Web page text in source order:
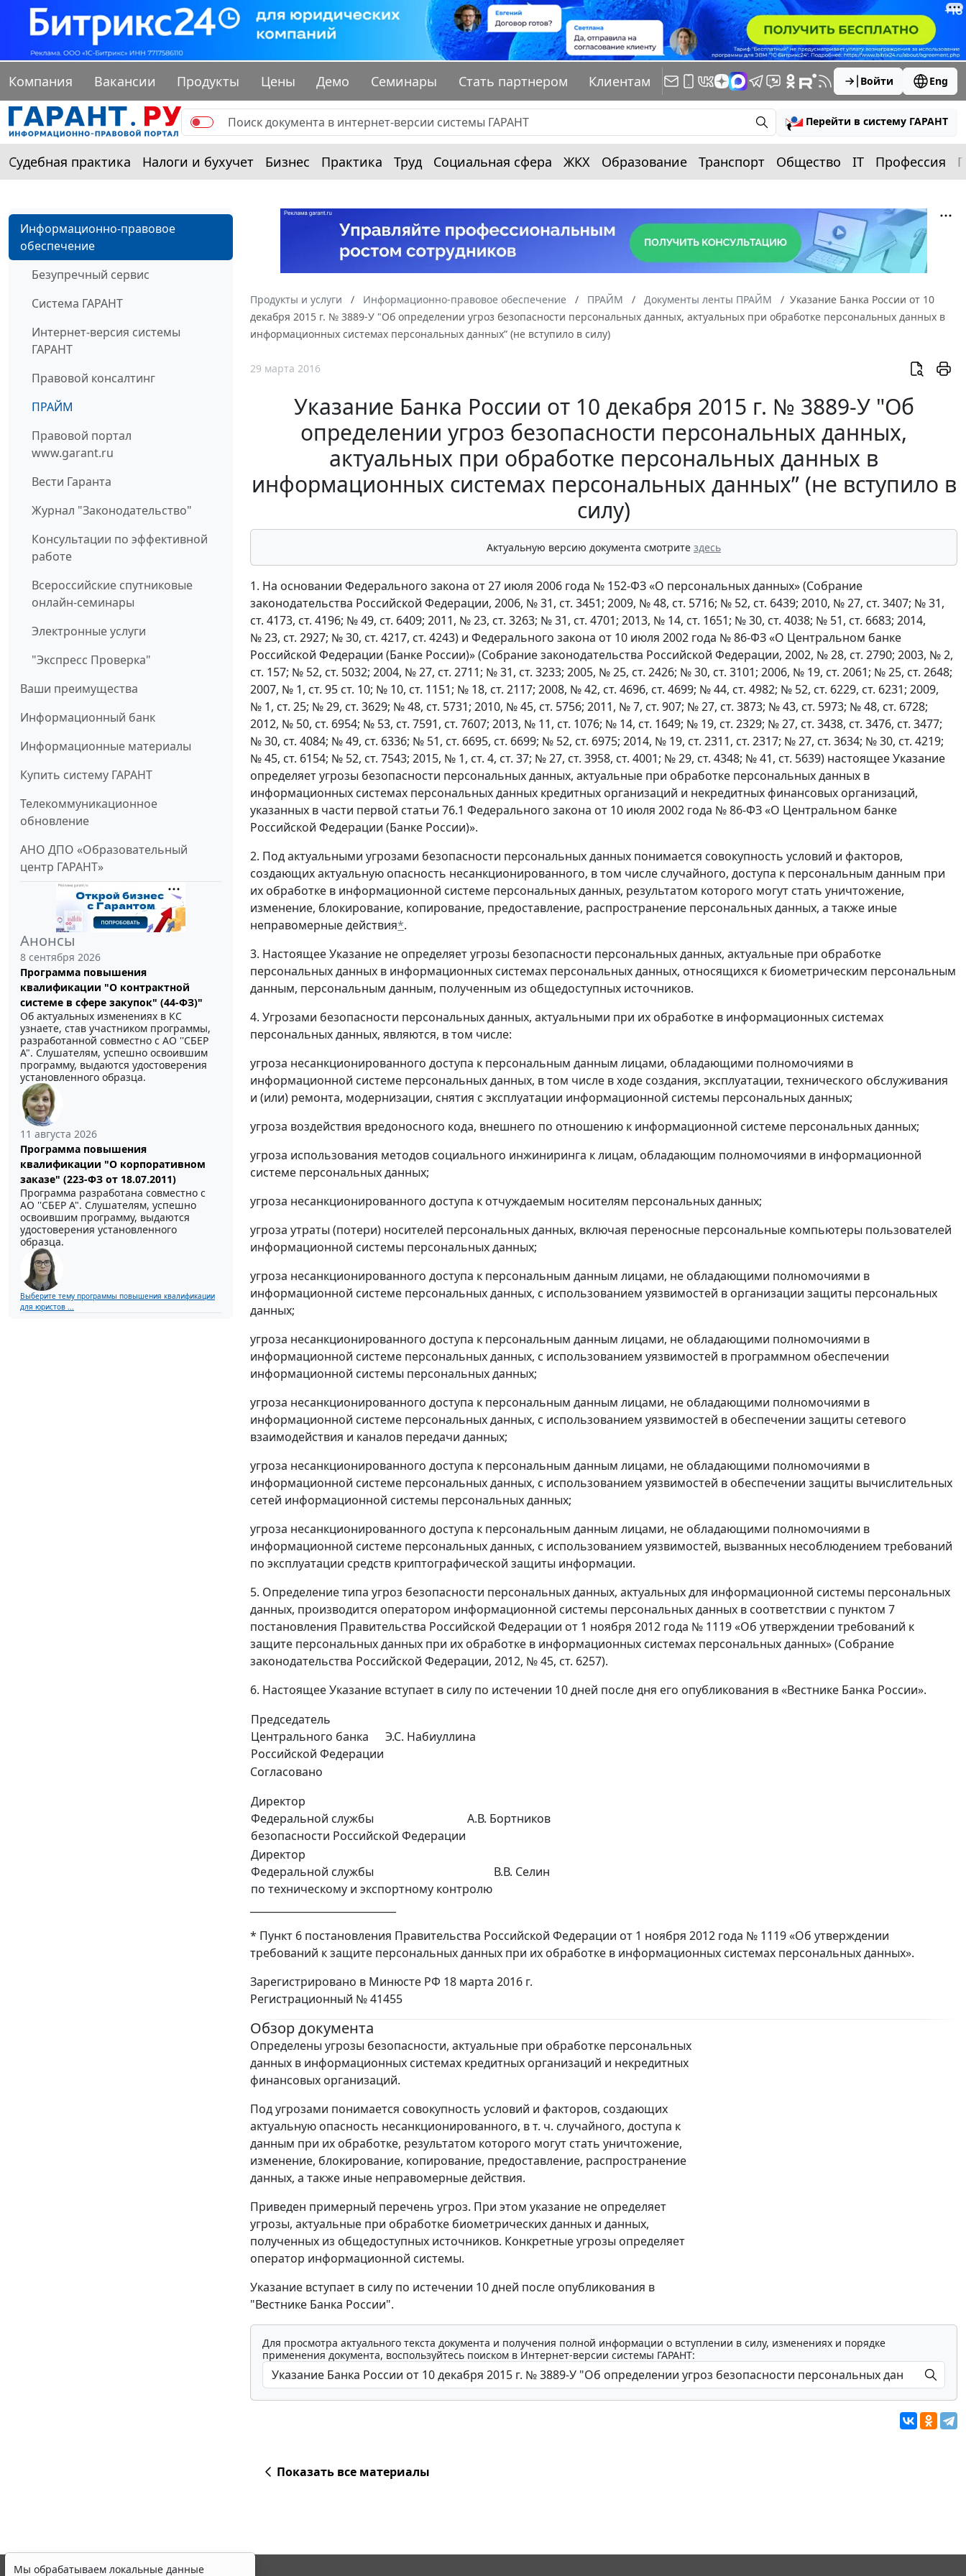
Компания Вакансии Продукты Цены Демо Семинары Стать партнером Клиентам Войти Eng
Перейти в систему ГАРАНТ
Судебная практика Налоги и бухучет Бизнес Практика Труд Социальная сфера ЖКХ Образование Транспорт Общество IT Профессия
Информационно-правовое
обеспечение
Безупречный сервис
Система ГАРАНТ
Интернет-версия системы
ГАРАНТ
Правовой консалтинг
ПРАЙМ
Правовой портал
www.garant.ru
Вести Гаранта
Журнал "Законодательство"
Консультации по эффективной
работе
Всероссийские спутниковые
онлайн-семинары
Электронные услуги
"Экспресс Проверка"
Ваши преимущества
Информационный банк
Информационные материалы
Купить систему ГАРАНТ
Телекоммуникационное
обновление
АНО ДПО «Образовательный
центр ГАРАНТ»
Анонсы
8 сентября 2026
Программа повышения
квалификации "О контрактной
системе в сфере закупок" (44-ФЗ)"
Об актуальных изменениях в КС
узнаете, став участником программы,
разработанной совместно с АО ''СБЕР
А". Слушателям, успешно освоившим
программу, выдаются удостоверения
установленного образца.
11 августа 2026
Программа повышения
квалификации "О корпоративном
заказе" (223-ФЗ от 18.07.2011)
Программа разработана совместно с
АО ''СБЕР А". Слушателям, успешно
освоившим программу, выдаются
удостоверения установленного
образца.
Выберите тему программы повышения квалификации
для юристов ...
Продукты и услуги Информационно-правовое обеспечение ПРАЙМ Документы ленты ПРАЙМ
Указание Банка России от 10
декабря 2015 г. № 3889-У "Об определении угроз безопасности персональных данных, актуальных при обработке персональных данных в
информационных системах персональных данных” (не вступило в силу)
29 марта 2016
Указание Банка России от 10 декабря 2015 г. № 3889-У "Об
определении угроз безопасности персональных данных,
актуальных при обработке персональных данных в
информационных системах персональных данных” (не вступило в
силу)
Актуальную версию документа смотрите здесь
1. На основании Федерального закона от 27 июля 2006 года № 152-ФЗ «О персональных данных» (Собрание
законодательства Российской Федерации, 2006, № 31, ст. 3451; 2009, № 48, ст. 5716; № 52, ст. 6439; 2010, № 27, ст. 3407; № 31,
ст. 4173, ст. 4196; № 49, ст. 6409; 2011, № 23, ст. 3263; № 31, ст. 4701; 2013, № 14, ст. 1651; № 30, ст. 4038; № 51, ст. 6683; 2014,
№ 23, ст. 2927; № 30, ст. 4217, ст. 4243) и Федерального закона от 10 июля 2002 года № 86-ФЗ «О Центральном банке
Российской Федерации (Банке России)» (Собрание законодательства Российской Федерации, 2002, № 28, ст. 2790; 2003, № 2,
ст. 157; № 52, ст. 5032; 2004, № 27, ст. 2711; № 31, ст. 3233; 2005, № 25, ст. 2426; № 30, ст. 3101; 2006, № 19, ст. 2061; № 25, ст. 2648;
2007, № 1, ст. 95 ст. 10; № 10, ст. 1151; № 18, ст. 2117; 2008, № 42, ст. 4696, ст. 4699; № 44, ст. 4982; № 52, ст. 6229, ст. 6231; 2009,
№ 1, ст. 25; № 29, ст. 3629; № 48, ст. 5731; 2010, № 45, ст. 5756; 2011, № 7, ст. 907; № 27, ст. 3873; № 43, ст. 5973; № 48, ст. 6728;
2012, № 50, ст. 6954; № 53, ст. 7591, ст. 7607; 2013, № 11, ст. 1076; № 14, ст. 1649; № 19, ст. 2329; № 27, ст. 3438, ст. 3476, ст. 3477;
№ 30, ст. 4084; № 49, ст. 6336; № 51, ст. 6695, ст. 6699; № 52, ст. 6975; 2014, № 19, ст. 2311, ст. 2317; № 27, ст. 3634; № 30, ст. 4219;
№ 45, ст. 6154; № 52, ст. 7543; 2015, № 1, ст. 4, ст. 37; № 27, ст. 3958, ст. 4001; № 29, ст. 4348; № 41, ст. 5639) настоящее Указание
определяет угрозы безопасности персональных данных, актуальные при обработке персональных данных в
информационных системах персональных данных кредитных организаций и некредитных финансовых организаций,
указанных в части первой статьи 76.1 Федерального закона от 10 июля 2002 года № 86-ФЗ «О Центральном банке
Российской Федерации (Банке России)».
2. Под актуальными угрозами безопасности персональных данных понимается совокупность условий и факторов,
создающих актуальную опасность несанкционированного, в том числе случайного, доступа к персональным данным при
их обработке в информационной системе персональных данных, результатом которого могут стать уничтожение,
изменение, блокирование, копирование, предоставление, распространение персональных данных, а также иные
неправомерные действия*.
3. Настоящее Указание не определяет угрозы безопасности персональных данных, актуальные при обработке
персональных данных в информационных системах персональных данных, относящихся к биометрическим персональным
данным, персональным данным, полученным из общедоступных источников.
4. Угрозами безопасности персональных данных, актуальными при их обработке в информационных системах
персональных данных, являются, в том числе:
угроза несанкционированного доступа к персональным данным лицами, обладающими полномочиями в
информационной системе персональных данных, в том числе в ходе создания, эксплуатации, технического обслуживания
и (или) ремонта, модернизации, снятия с эксплуатации информационной системы персональных данных;
угроза воздействия вредоносного кода, внешнего по отношению к информационной системе персональных данных;
угроза использования методов социального инжиниринга к лицам, обладающим полномочиями в информационной
системе персональных данных;
угроза несанкционированного доступа к отчуждаемым носителям персональных данных;
угроза утраты (потери) носителей персональных данных, включая переносные персональные компьютеры пользователей
информационной системы персональных данных;
угроза несанкционированного доступа к персональным данным лицами, не обладающими полномочиями в
информационной системе персональных данных, с использованием уязвимостей в организации защиты персональных
данных;
угроза несанкционированного доступа к персональным данным лицами, не обладающими полномочиями в
информационной системе персональных данных, с использованием уязвимостей в программном обеспечении
информационной системы персональных данных;
угроза несанкционированного доступа к персональным данным лицами, не обладающими полномочиями в
информационной системе персональных данных, с использованием уязвимостей в обеспечении защиты сетевого
взаимодействия и каналов передачи данных;
угроза несанкционированного доступа к персональным данным лицами, не обладающими полномочиями в
информационной системе персональных данных, с использованием уязвимостей в обеспечении защиты вычислительных
сетей информационной системы персональных данных;
угроза несанкционированного доступа к персональным данным лицами, не обладающими полномочиями в
информационной системе персональных данных, с использованием уязвимостей, вызванных несоблюдением требований
по эксплуатации средств криптографической защиты информации.
5. Определение типа угроз безопасности персональных данных, актуальных для информационной системы персональных
данных, производится оператором информационной системы персональных данных в соответствии с пунктом 7
постановления Правительства Российской Федерации от 1 ноября 2012 года № 1119 «Об утверждении требований к
защите персональных данных при их обработке в информационных системах персональных данных» (Собрание
законодательства Российской Федерации, 2012, № 45, ст. 6257).
6. Настоящее Указание вступает в силу по истечении 10 дней после дня его опубликования в «Вестнике Банка России».
Председатель
Центрального банка
Российской Федерации
Э.С. Набиуллина
Согласовано
Директор
Федеральной службы
безопасности Российской Федерации
А.В. Бортников
Директор
Федеральной службы
по техническому и экспортному контролю
В.В. Селин
* Пункт 6 постановления Правительства Российской Федерации от 1 ноября 2012 года № 1119 «Об утверждении
требований к защите персональных данных при их обработке в информационных системах персональных данных».
Зарегистрировано в Минюсте РФ 18 марта 2016 г.
Регистрационный № 41455
Обзор документа
Определены угрозы безопасности, актуальные при обработке персональных
данных в информационных системах кредитных организаций и некредитных
финансовых организаций.
Под угрозами понимается совокупность условий и факторов, создающих
актуальную опасность несанкционированного, в т. ч. случайного, доступа к
данным при их обработке, результатом которого могут стать уничтожение,
изменение, блокирование, копирование, предоставление, распространение
данных, а также иные неправомерные действия.
Приведен примерный перечень угроз. При этом указание не определяет
угрозы, актуальные при обработке биометрических данных и данных,
полученных из общедоступных источников. Конкретные угрозы определяет
оператор информационной системы.
Указание вступает в силу по истечении 10 дней после опубликования в
"Вестнике Банка России".
Для просмотра актуального текста документа и получения полной информации о вступлении в силу, изменениях и порядке
применения документа, воспользуйтесь поиском в Интернет-версии системы ГАРАНТ:
Показать все материалы
Мы обрабатываем локальные данные